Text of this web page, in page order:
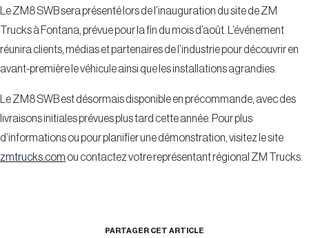
Le ZM8 SWB sera présenté lors de l’inauguration du site de ZM
Trucks à Fontana, prévue pour la fin du mois d’août. L’événement
réunira clients, médias et partenaires de l’industrie pour découvrir en
avant-première le véhicule ainsi que les installations agrandies.
Le ZM8 SWB est désormais disponible en précommande, avec des
livraisons initiales prévues plus tard cette année. Pour plus
d’informations ou pour planifier une démonstration, visitez le site
zmtrucks.com ou contactez votre représentant régional ZM Trucks.
PARTAGER CET ARTICLE